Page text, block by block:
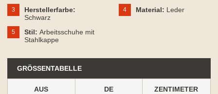
3
Herstellerfarbe:
Schwarz
4 Material: Leder
5 Stil: Arbeitsschuhe mit
Stahlkappe
GRÖSSENTABELLE
AUS DE ZENTIMETER